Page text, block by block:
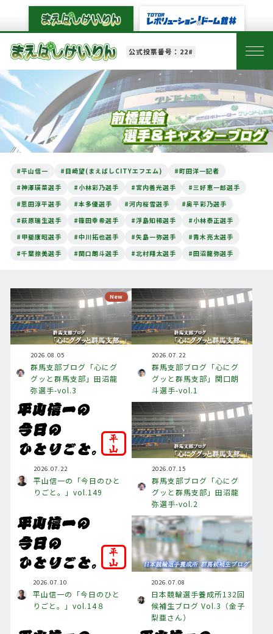
公式投票番号：22#
#平山信一 #目崎望(まえばしCITYエフエム)
#町田洋一記者
#神澤瑛菜選手
#小林彩乃選手 #宮内善光選手
#三好恵一郎選手
#恩田淳平選手
#本多優選手 #河内桜雪選手
#奥平彩乃選手
#萩原瑞生選手
#篠田幸希選手 #浮島知稀選手
#小林泰正選手
#甲斐康昭選手
#中川拓也選手 #矢島一弥選手
#青木亮太選手
#千葉捺美選手
#関口朗斗選手 #北村翔太選手 #田沼龍弥選手
New
2026.08.05
群馬支部ブログ「心にグ
グッと群馬支部」田沼龍
弥選手-vol.3
2026.07.22
群馬支部ブログ「心にグ
グッと群馬支部」関口朗
斗選手-vol.1
2026.07.22
平山信一の「今日のひと
りごと。」vol.149
2026.07.15
群馬支部ブログ「心にグ
グッと群馬支部」田沼龍
弥選手-vol.2
2026.07.10
平山信一の「今日のひと
りごと。」vol.14８
2026.07.08
日本競輪選手養成所132回
候補生ブログ Vol.3（金子
梨亜さん）